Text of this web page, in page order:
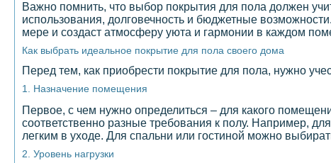
Важно помнить, что выбор покрытия для пола должен
использования, долговечность и бюджетные
мере и создаст атмосферу уюта и гармонии в каждом
Как выбрать идеальное покрытие для пола своего дома
Перед тем, как приобрести покрытие для пола, нужно
1. Назначение помещения
Первое, с чем нужно определиться – для какого
соответственно разные требования к полу. Например,
легким в уходе. Для спальни или гостиной можно
2. Уровень нагрузки